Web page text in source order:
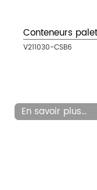
Conteneurs
V211030-CSB6
En savoir plus...